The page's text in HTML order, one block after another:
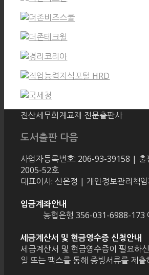
전산세무회계교재 전문출판사
도서출판 다음
사업자등록번호: 206-93-39158 | 출
2005-52호
대표이사: 신은정 | 개인정보관리책
입금계좌안내
농협은행 356-031-6988-173
세금계산서 및 현금영수증 신청안내
세금계산서 및 현금영수증이 필요하
일 또는 팩스를 통해 증빙서류를 제출